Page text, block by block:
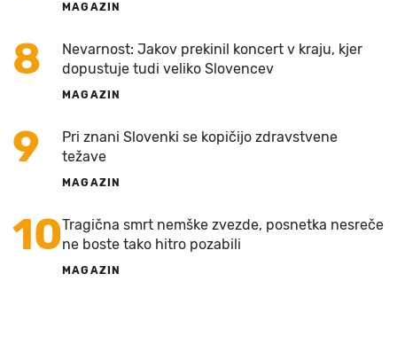
MAGAZIN
8
Nevarnost: Jakov prekinil koncert v kraju, kjer
dopustuje tudi veliko Slovencev
MAGAZIN
9
Pri znani Slovenki se kopičijo zdravstvene
težave
MAGAZIN
10Tragična smrt nemške zvezde, posnetka nesreče
ne boste tako hitro pozabili
MAGAZIN